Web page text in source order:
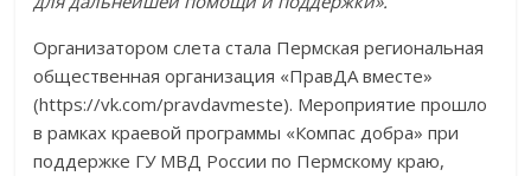
Организатором слета стала Пермская региональная
общественная организация «ПравДА вместе»
(https://vk.com/pravdavmeste). Мероприятие прошло
в рамках краевой программы «Компас добра» при
поддержке ГУ МВД России по Пермскому краю,